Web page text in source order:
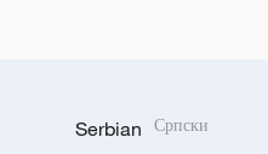
Serbian Српски